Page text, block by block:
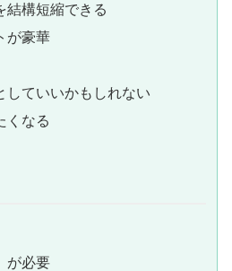
結構短縮できる
が豪華
していいかもしれない
くなる
が必要